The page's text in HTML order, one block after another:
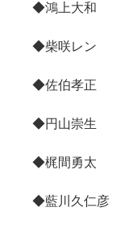
◆鴻上大和
◆柴咲レン
◆佐伯孝正
◆円山崇生
◆梶間勇太
◆藍川久仁彦